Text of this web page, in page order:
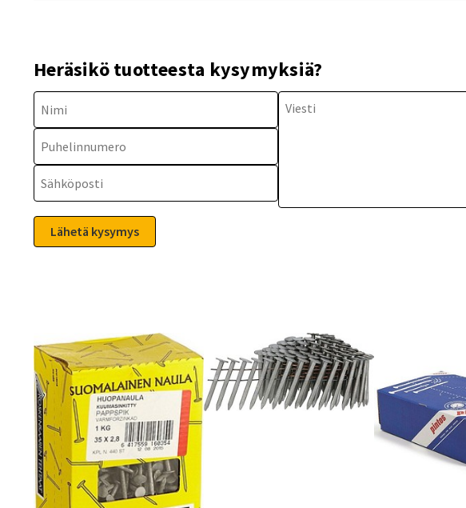
Heräsikö tuotteesta kysymyksiä?